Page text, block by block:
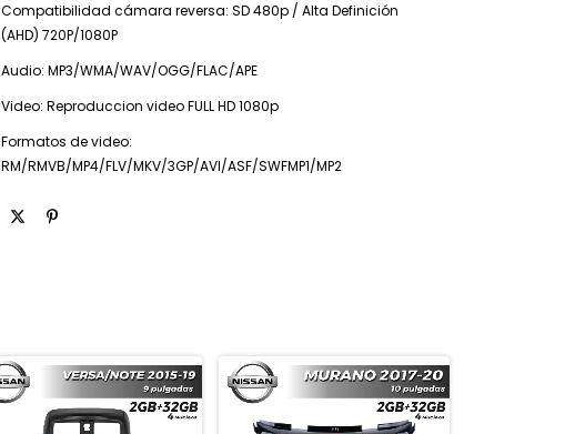
Compatibilidad cámara reversa: SD 480p / Alta Definición
(AHD) 720P/1080P
Audio: MP3/WMA/WAV/OGG/FLAC/APE
Video: Reproduccion video FULL HD 1080p
Formatos de video:
RM/RMVB/MP4/FLV/MKV/3GP/AVI/ASF/SWFMP1/MP2